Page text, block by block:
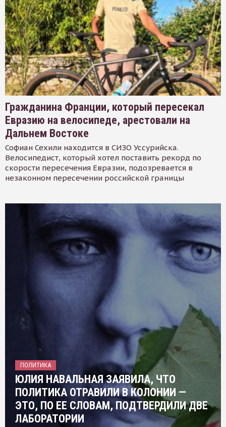
Гражданина Франции, который пересекал
Евразию на велосипеде, арестовали на
Дальнем Востоке
Софиан Сехили находится в СИЗО Уссурийска.
Велосипедист, который хотел поставить рекорд по
скорости пересечения Евразии, подозревается в
незаконном пересечении российской границы
ПОЛИТИКА
ЮЛИЯ НАВАЛЬНАЯ ЗАЯВИЛА, ЧТО
ПОЛИТИКА ОТРАВИЛИ В КОЛОНИИ —
ЭТО, ПО ЕЕ СЛОВАМ, ПОДТВЕРДИЛИ ДВЕ
ЛАБОРАТОРИИ